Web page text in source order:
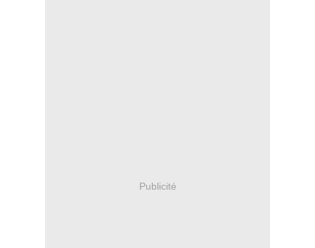
Publicité